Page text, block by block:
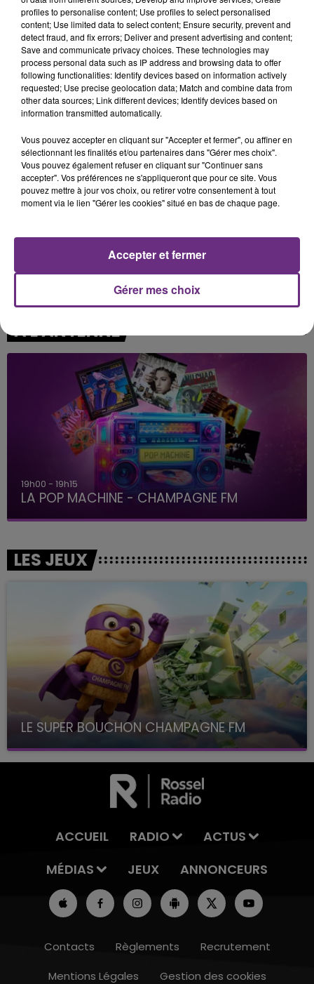
RIHANNA FEAT. CALVIN HARRIS
We Found Love
ALEX WARREN
Fever Dream
CRAIG DAVID
Walking Away
JEREMY FREROT
A L'ANTENNE
19h00 - 19h15
LA POP MACHINE - CHAMPAGNE FM
LES JEUX
LE SUPER BOUCHON CHAMPAGNE FM
avec La Famille Champagne FM, à 8H10
ACCUEIL RADIO
ACTUS
MÉDIAS
JEUX ANNONCEURS
Contacts Règlements
Recrutement
Mentions Légales
Gestion des cookies
profiles to personalise content; Use profiles to select personalised
content; Use limited data to select content; Ensure security, prevent and
detect fraud, and fix errors; Deliver and present advertising and content;
Save and communicate privacy choices. These technologies may
process personal data such as IP address and browsing data to offer
following functionalities: Identify devices based on information actively
requested; Use precise geolocation data; Match and combine data from
other data sources; Link different devices; Identify devices based on
information transmitted automatically.
Vous pouvez accepter en cliquant sur "Accepter et fermer", ou affiner en
sélectionnant les finalités et/ou partenaires dans "Gérer mes choix".
Vous pouvez également refuser en cliquant sur "Continuer sans
accepter". Vos préférences ne s'appliqueront que pour ce site. Vous
pouvez mettre à jour vos choix, ou retirer votre consentement à tout
moment via le lien "Gérer les cookies" situé en bas de chaque page.
Gérer mes choix
Accepter et fermer